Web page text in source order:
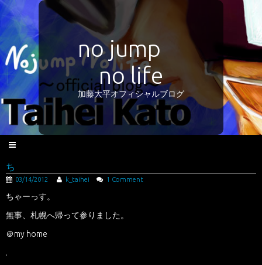
no jump
no life
加藤大平オフィシャルブログ
ち
03/14/2012 k_taihei 1 Comment
ちゃーっす。
無事、札幌へ帰って参りました。
＠my home
.